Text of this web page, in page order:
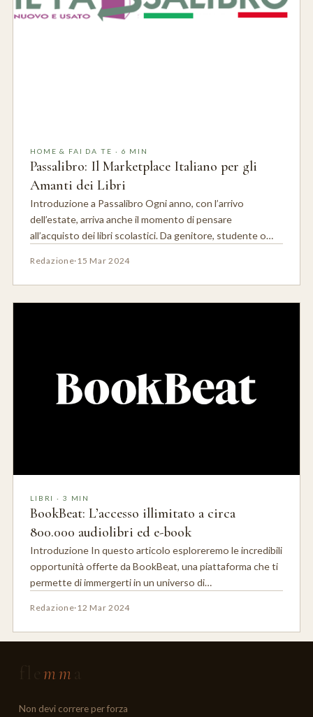
HOME & FAI DA TE · 6 MIN
Passalibro: Il Marketplace Italiano per gli
Amanti dei Libri
Introduzione a Passalibro Ogni anno, con l’arrivo
dell’estate, arriva anche il momento di pensare
all’acquisto dei libri scolastici. Da genitore, studente o…
Redazione·15 Mar 2024
LIBRI · 3 MIN
BookBeat: L’accesso illimitato a circa
800.000 audiolibri ed e-book
Introduzione In questo articolo esploreremo le incredibili
opportunità offerte da BookBeat, una piattaforma che ti
permette di immergerti in un universo di…
Redazione·12 Mar 2024
flemm
Non devi correre per forza